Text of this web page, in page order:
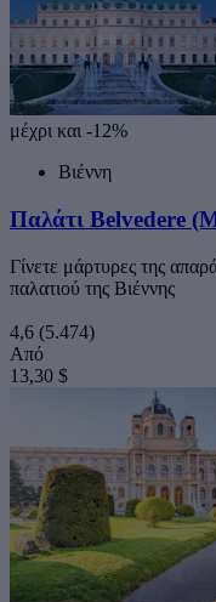
μέχρι και -12%
Βιέννη
Παλάτι Belvedere
Γίνετε μάρτυρες της
παλατιού της Βιέννης
4,6 (5.474)
Από
13,30 $